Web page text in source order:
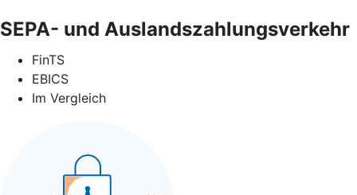
SEPA- und Auslandszahlungsverkehr
FinTS
EBICS
Im Vergleich